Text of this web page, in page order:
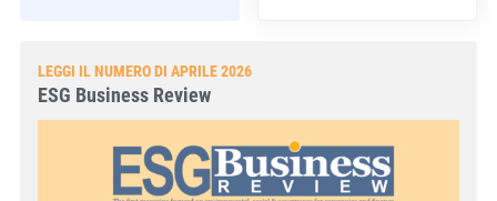
LEGGI IL NUMERO DI APRILE 2026
ESG Business Review